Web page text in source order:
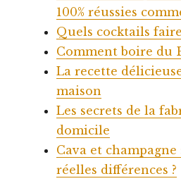
100% réussies
Quels cocktails faire
Comment boire du
La recette
maison
Les secrets de la
domicile
Cava et
réelles différences ?